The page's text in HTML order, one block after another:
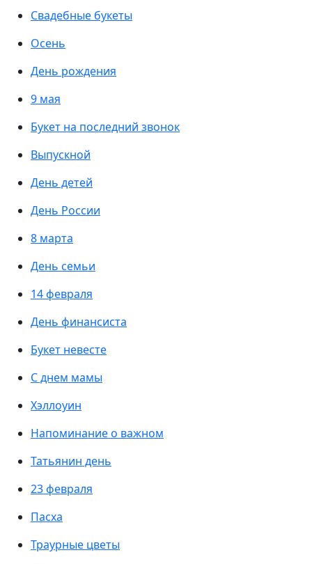
Свадебные букеты
Осень
День рождения
9 мая
Букет на последний звонок
Выпускной
День детей
День России
8 марта
День семьи
14 февраля
День финансиста
Букет невесте
С днем мамы
Хэллоуин
Напоминание о важном
Татьянин день
23 февраля
Пасха
Траурные цветы